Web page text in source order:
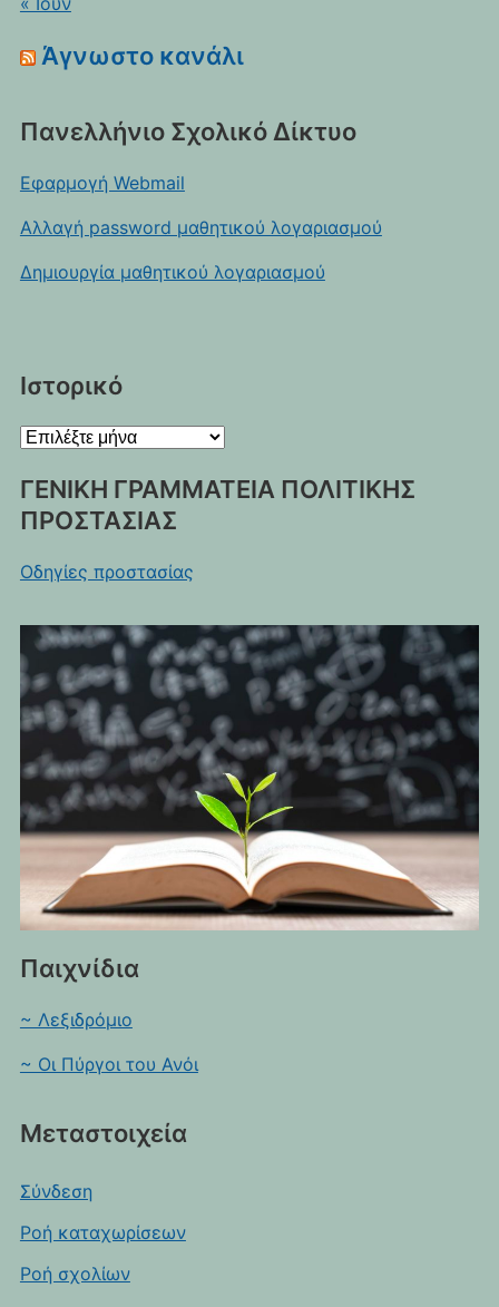
Άγνωστο κανάλι
Πανελλήνιο Σχολικό Δίκτυο
Εφαρμογή Webmail
Αλλαγή password μαθητικού λογαριασμού
Δημιουργία μαθητικού λογαριασμού
Ιστορικό
Ιστορικό
ΓΕΝΙΚΗ ΓΡΑΜΜΑΤΕΙΑ ΠΟΛΙΤΙΚΗΣ
ΠΡΟΣΤΑΣΙΑΣ
Οδηγίες προστασίας
Παιχνίδια
~ Λεξιδρόμιο
~ Οι Πύργοι του Ανόι
Μεταστοιχεία
Σύνδεση
Ροή καταχωρίσεων
Ροή σχολίων